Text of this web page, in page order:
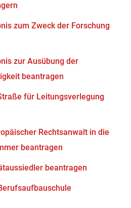
zum Zweck der Forschung
zur Ausübung der
beantragen
für Leitungsverlegung
Rechtsanwalt in die
beantragen
beantragen